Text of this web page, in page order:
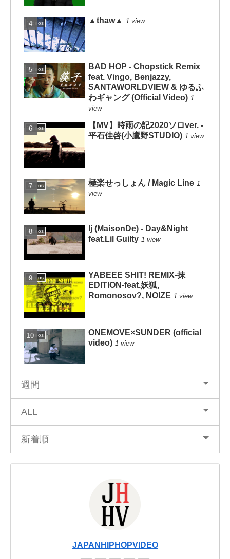
Videos ▲thaw▲ 1 view
Videos
BAD HOP - Chopstick Remix
feat. Vingo, Benjazzy,
SANTAWORLDVIEW & ゆるふ
わギャング (Official Video) 1
view
Videos
【MV】時雨の記2020ソロver. -
平石佳啓(小鷹野STUDIO) 1 view
Videos 極楽せっしょん / Magic Line 1
view
Videos
lj (MaisonDe) - Day&Night
feat.Lil Guilty 1 view
Videos
YABEEE SHIT! REMIX-抹
EDITION-feat.妖狐,
Romonosov?, NOIZE 1 view
Videos
ONEMOVE×SUNDER (official
video) 1 view
週間
ALL
新着順
JAPANHIPHOPVIDEO